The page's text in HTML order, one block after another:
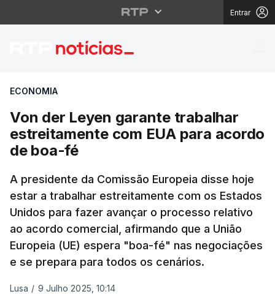
Entrar
Von der Leyen
ECONOMIA
Von der Leyen garante trabalhar
estreitamente com EUA para acordo
de boa-fé
A presidente da Comissão Europeia disse hoje
estar a trabalhar estreitamente com os Estados
Unidos para fazer avançar o processo relativo
ao acordo comercial, afirmando que a União
Europeia (UE) espera "boa-fé" nas negociações
e se prepara para todos os cenários.
Lusa / 9 Julho 2025, 10:14